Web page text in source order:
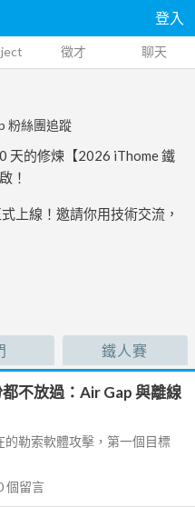
登入
徵才 聊天
粉絲團追蹤
天的修煉【2026 iThome 鐵
！
上線！邀請你用技術交流，
鐵人賽
不放過：Air Gap 與離線
勒索軟體攻擊，第一個目標
個留言